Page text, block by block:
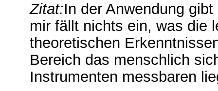
Zitat:In der Anwendung
mir fällt nichts ein, was die
theoretischen
Bereich das menschlich
Instrumenten messbaren